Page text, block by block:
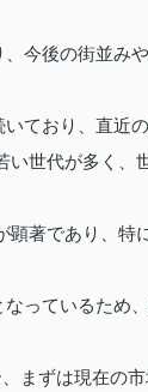
今後の街並み
ており、直近
世代が多く、
著であり、
っているため
まずは現在の